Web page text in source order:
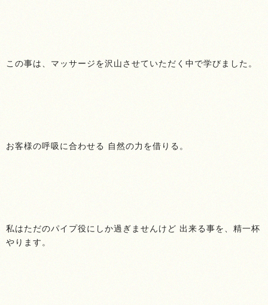
この事は、マッサージを沢山させていただく中で学びました。
お客様の呼吸に合わせる 自然の力を借りる。
私はただのパイプ役にしか過ぎませんけど 出来る事を、精一杯
やります。